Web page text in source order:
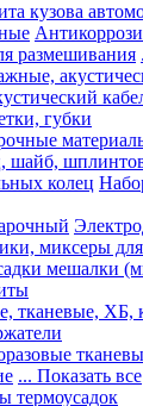
кузова
размешивания
губки
шайб,
колец
миксеры
мешалки
тканевые, ХБ,
... Показать все
термоусадок